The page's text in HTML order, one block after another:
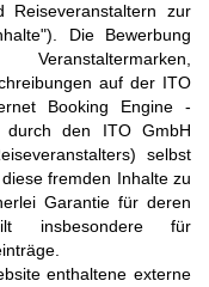
Reiseveranstaltern zur
Die Bewerbung
auf der ITO
Booking Engine -
durch den ITO GmbH
selbst
fremden Inhalte zu
Garantie für deren
insbesondere für
enthaltene externe